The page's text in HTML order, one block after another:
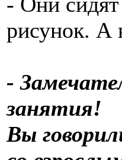
рисунок. А
-
занятия!
Вы